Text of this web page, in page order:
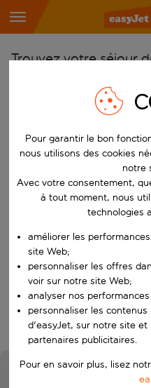
Trouvez votre séjour
Commencez à taper pour la
Choisissez votre
Commencez à taper pour la
Choisissez votre
Vers
Choisissez vos dates
Quand
Qui
Pour garantir le bon
nous utilisons des cookies
notre
Avec votre consentement,
à tout moment, nous
technologies
améliorer les
site Web;
personnaliser les offres
voir sur notre site Web;
analyser nos
personnaliser les
d'easyJet, sur notre site et
partenaires publicitaires.
Pour en savoir plus, lisez